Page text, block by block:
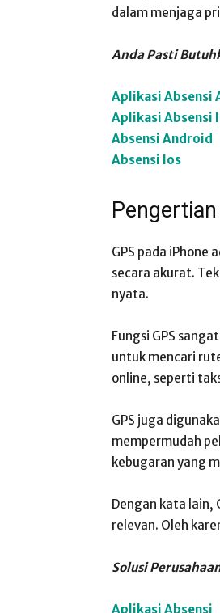
dalam menjaga
Anda Pasti
Aplikasi Absensi
Aplikasi Absensi
Absensi Android
Absensi Ios
GPS pada
secara akurat.
nyata.
Fungsi GPS
untuk mencari
online, seperti
GPS juga
mempermudah
kebugaran yang
Dengan kata lain,
relevan. Oleh
Solusi
Aplikasi Absensi